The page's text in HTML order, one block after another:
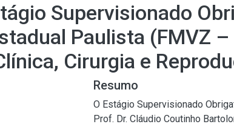
Supervisionado
Paulista (FMVZ
Cirurgia e
Resumo
O Estágio Supervisionado
Prof. Dr. Cláudio Coutinho